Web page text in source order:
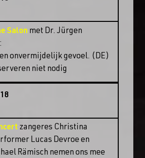
Salon met Dr. Jürgen
onvermijdelijk gevoel. (DE)
niet nodig
zangeres Christina
Lucas Devroe en
Rämisch nemen ons mee